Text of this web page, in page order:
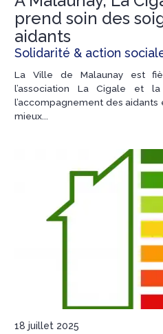
prend soin des
aidants
Solidarité & action
La Ville de Malaunay est
l’association La Cigale et
l’accompagnement des
mieux...
18 juillet 2025